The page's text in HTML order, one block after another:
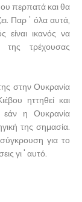
περπατά και θα
Παρ ' όλα αυτά,
είναι ικανός να
της τρέχουσας
στην Ουκρανία
ηττηθεί και
εάν η Ουκρανία
της σημασία.
για το
γι ' αυτό.